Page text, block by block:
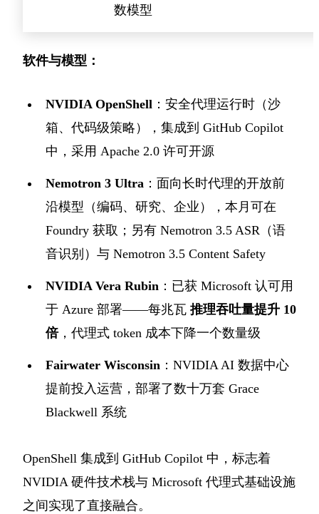
数模型
软件与模型：
NVIDIA OpenShell ：安全代理运行时（沙
箱、代码级策略），集成到 GitHub Copilot
中，采用 Apache 2.0 许可开源
Nemotron 3 Ultra ：面向长时代理的开放前
沿模型（编码、研究、企业），本月可在
Foundry 获取；另有 Nemotron 3.5 ASR（语
音识别）与 Nemotron 3.5 Content Safety
NVIDIA Vera Rubin ：已获 Microsoft 认可用
于 Azure 部署——每兆瓦 推理吞吐量提升 10
倍，代理式 token 成本下降一个数量级
Fairwater Wisconsin ：NVIDIA AI 数据中心
提前投入运营，部署了数十万套 Grace
Blackwell 系统
OpenShell 集成到 GitHub Copilot 中，标志着
NVIDIA 硬件技术栈与 Microsoft 代理式基础设施
之间实现了直接融合。